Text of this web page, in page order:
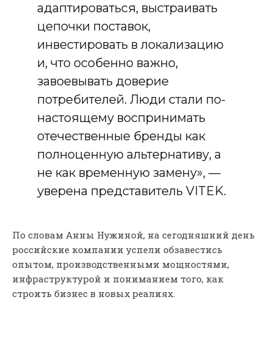
адаптироваться, выстраивать
цепочки поставок,
инвестировать в локализацию
и, что особенно важно,
завоевывать доверие
потребителей. Люди стали по-
настоящему воспринимать
отечественные бренды как
полноценную альтернативу, а
не как временную замену», —
уверена представитель VITEK.
По словам Анны Нужиной, на сегодняшний день
российские компании успели обзавестись
опытом, производственными мощностями,
инфраструктурой и пониманием того, как
строить бизнес в новых реалиях.